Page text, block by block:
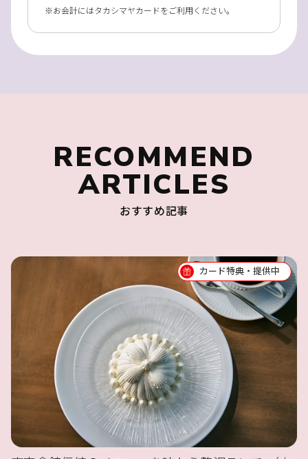
お会計にはタカシマヤカードをご利用ください。
RECOMMEND
ARTICLES
おすすめ記事
カード特典・提供中